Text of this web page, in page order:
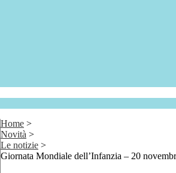
Home >
Novità >
Le notizie >
Giornata Mondiale dell’Infanzia – 20